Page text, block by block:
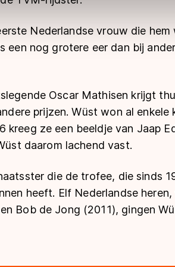
Nederlandse vrouw die
een nog grotere eer dan bij
Oscar Mathisen krijgt
prijzen. Wüst won al enkele
ze een beeldje van Jaap
daarom lachend vast.
die de trofee, die sinds
heeft. Elf Nederlandse
Bob de Jong (2011), gingen